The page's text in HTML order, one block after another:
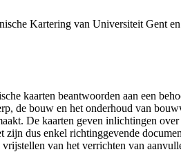
Kartering van Universiteit Gent
kaarten beantwoorden aan een
de bouw en het onderhoud van
De kaarten geven inlichtingen
dus enkel richtinggevende
van het verrichten van